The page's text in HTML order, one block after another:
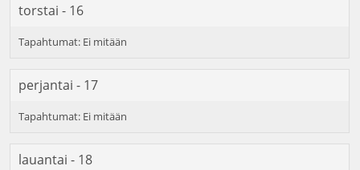
torstai - 16
perjantai - 17
lauantai - 18